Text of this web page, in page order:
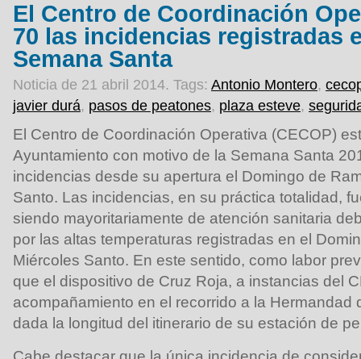
El Centro de Coordinación
70 las incidencias registradas
Semana Santa
Noticia de 21 abril 2014. Tags: Antonio Montero,
javier durá, pasos de peatones, plaza esteve,
El Centro de Coordinación Operativa (CECOP)
Ayuntamiento con motivo de la Semana Santa
incidencias desde su apertura el Domingo de
Santo. Las incidencias, en su práctica totalidad,
siendo mayoritariamente de atención sanitaria
por las altas temperaturas registradas en el
Miércoles Santo. En este sentido, como labor
que el dispositivo de Cruz Roja, a instancias del
acompañamiento en el recorrido a la Hermandad
dada la longitud del itinerario de su estación de